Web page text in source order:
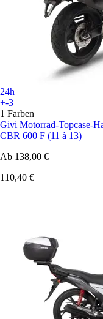
24h
+-3
1 Farben
Givi Motorrad-Topcase-
CBR 600 F (11 à 13)
Ab 138,00 €
110,40 €